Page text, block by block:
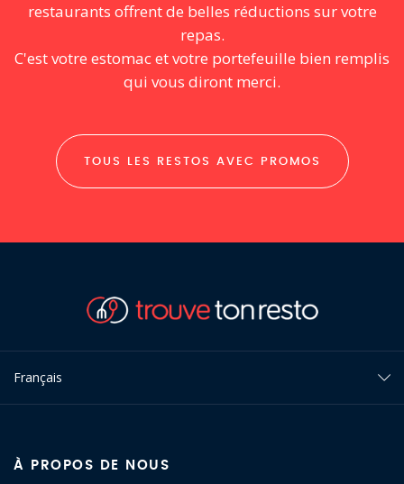
restaurants offrent de belles réductions sur votre
repas.
C'est votre estomac et votre portefeuille bien remplis
qui vous diront merci.
TOUS LES RESTOS AVEC PROMOS
Français
À PROPOS DE NOUS